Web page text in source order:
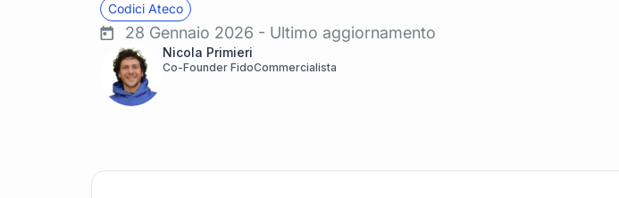
Codici Ateco
28 Gennaio 2026 - Ultimo aggiornamento
Nicola Primieri
Co-Founder FidoCommercialista